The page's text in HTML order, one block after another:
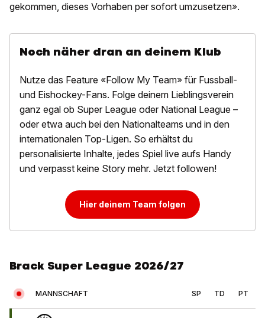
gekommen, dieses Vorhaben per sofort umzusetzen».
Noch näher dran an deinem Klub
Nutze das Feature «Follow My Team» für Fussball-
und Eishockey-Fans. Folge deinem Lieblingsverein
ganz egal ob Super League oder National League –
oder etwa auch bei den Nationalteams und in den
internationalen Top-Ligen. So erhältst du
personalisierte Inhalte, jedes Spiel live aufs Handy
und verpasst keine Story mehr. Jetzt followen!
Hier deinem Team folgen
Brack Super League 2026/27
MANNSCHAFT SP TD PT